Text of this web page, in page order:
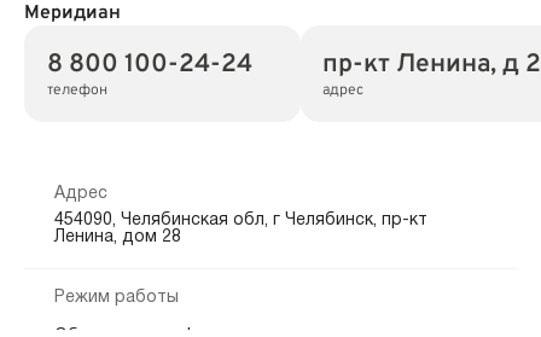
Меридиан
8 800 100-24-24
телефон
пр-кт Ленина, д
адрес
Адрес
454090, Челябинская обл, г Челябинск, пр-кт
Ленина, дом 28
Режим работы